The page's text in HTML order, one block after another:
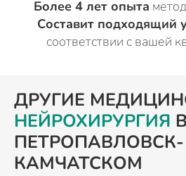
Более 4 лет опыта
Составит подходящий
соответствии с вашей
ДРУГИЕ
НЕЙРОХИРУРГИЯ В
ПЕТРОПАВЛОВСК-
КАМЧАТСКОМ